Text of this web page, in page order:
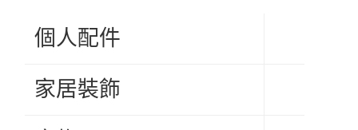
個人配件
家居裝飾